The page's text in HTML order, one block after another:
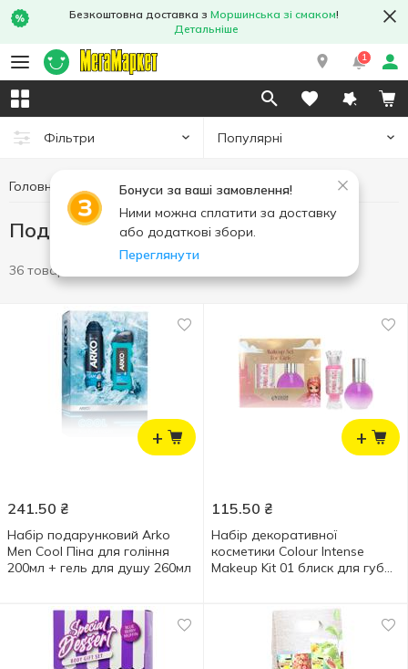
Безкоштовна доставка з Моршинська зі смаком!
Детальніше
1
Фільтри Популярні
Бонуси за ваші замовлення!
Ними можна сплатити за доставку
або додаткові збори.
Переглянути
Головна Гігієна та догляд Подарункові набори
Подарункові набори
36 товарів
+
241.50 ₴
Набір подарунковий Arko
Men Cool Піна для гоління
200мл + гель для душу 260мл
+
115.50 ₴
Набір декоративної
косметики Colour Intense
Makeup Kit 01 блиск для губ